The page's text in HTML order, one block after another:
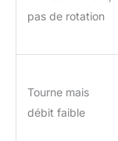
pas de rotation
Tourne mais
débit faible